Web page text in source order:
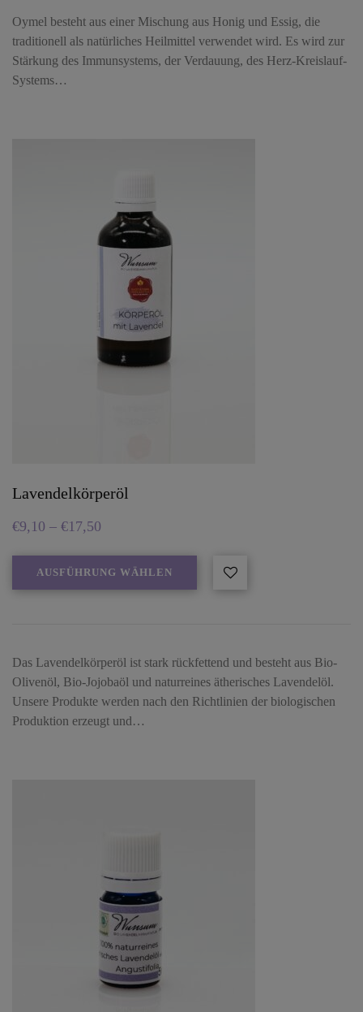
Oymel besteht aus einer Mischung aus Honig und Essig, die
traditionell als natürliches Heilmittel verwendet wird. Es wird zur
Stärkung des Immunsystems, der Verdauung, des Herz-Kreislauf-
Systems…
Lavendelkörperöl
€9,10 – €17,50
AUSFÜHRUNG WÄHLEN
Das Lavendelkörperöl ist stark rückfettend und besteht aus Bio-
Olivenöl, Bio-Jojobaöl und naturreines ätherisches Lavendelöl.
Unsere Produkte werden nach den Richtlinien der biologischen
Produktion erzeugt und…